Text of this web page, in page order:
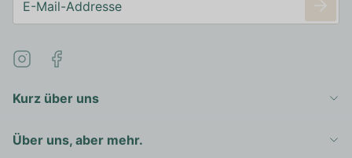
Kurz über uns
Über uns, aber mehr.